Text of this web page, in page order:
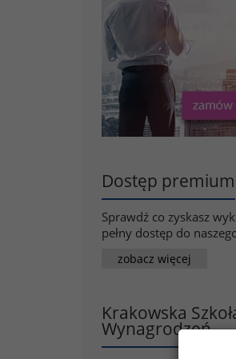
Dostęp premium
Sprawdź co zyskasz
pełny dostęp do
zobacz więcej
Krakowska
Wynagrodzeń